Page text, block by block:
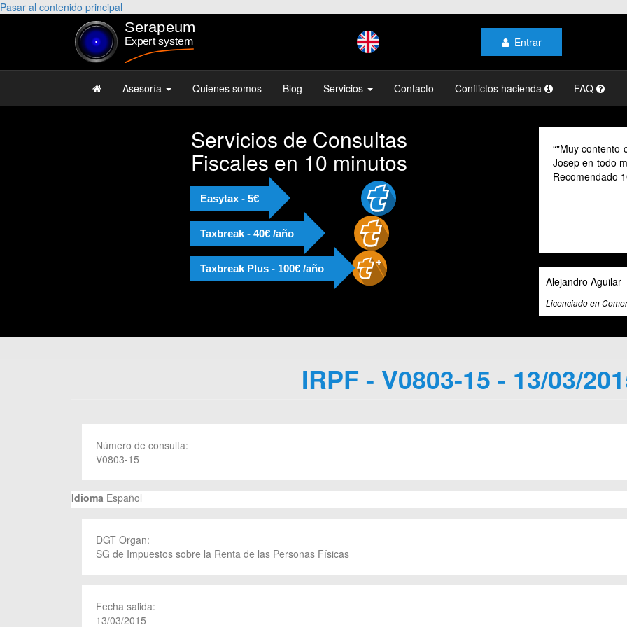
Pasar al contenido principal
Entrar
Asesoría Quienes somos Blog Servicios Contacto Conflictos hacienda FAQ
Servicios de Consultas
Fiscales en 10 minutos
Easytax - 5€
Taxbreak - 40€ /año
Taxbreak Plus - 100€ /año
"Muy contento con el
Josep en todo momento, mi gestoría
Recomendado 100% "
Licenciado en Comercio Internacional
IRPF - V0803-15 - 13/03/
Número de consulta:
V0803-15
Idioma Español
DGT Organ:
SG de Impuestos sobre la Renta de las Personas Físicas
Fecha salida:
13/03/2015